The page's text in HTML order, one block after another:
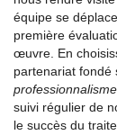
équipe se
première
œuvre. En
partenariat fondé
professionnalisme
suivi régulier de
le succès du